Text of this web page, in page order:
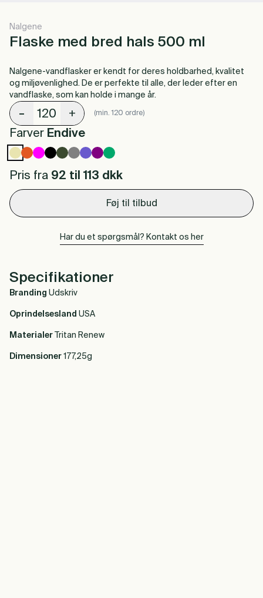
Nalgene
Flaske med bred hals 500 ml
Nalgene-vandflasker er kendt for deres holdbarhed, kvalitet
og miljøvenlighed. De er perfekte til alle, der leder efter en
vandflaske, som kan holde i mange år.
- + (min. 120 ordre)
Farver Endive
Pris fra 92 til 113 dkk
Føj til tilbud
Har du et spørgsmål? Kontakt os her
Specifikationer
Branding Udskriv
Oprindelsesland USA
Materialer Tritan Renew
Dimensioner 177,25g